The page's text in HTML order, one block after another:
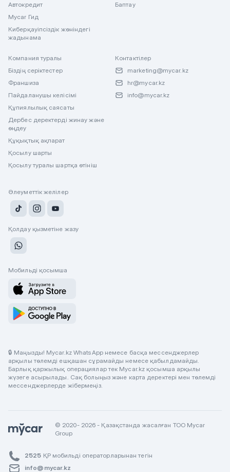
Автокредит
Mycar Гид
Киберқауіпсіздік жөніндегі
жадынама
Баптау
Компания туралы
Біздің серіктестер
Франшиза
Пайдаланушы келісімі
Құпиялылық саясаты
Дербес деректерді жинау және
өңдеу
Құқықтық ақпарат
Қосылу шарты
Қосылу туралы шартқа өтініш
Контактілер
marketing@mycar.kz
hr@mycar.kz
info@mycar.kz
Әлеуметтік желілер
Қолдау қызметіне жазу
Мобильді қосымша
🔒 Маңызды! Mycar.kz WhatsApp немесе басқа мессенджерлер
арқылы төлемді ешқашан сұрамайды немесе қабылдамайды.
Барлық қаржылық операциялар тек Mycar.kz қосымша арқылы
жүзеге асырылады. Сақ болыңыз және карта деректері мен төлемді
мессенджерлерде жібермеңіз.
© 2020- 2026 - Қазақстанда жасалған ТОО Mycar
Group
2525 ҚР мобильді операторларынан тегін
info@mycar.kz